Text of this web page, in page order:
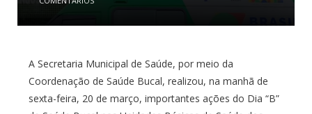
A Secretaria Municipal de Saúde, por meio da
Coordenação de Saúde Bucal, realizou, na manhã de
sexta-feira, 20 de março, importantes ações do Dia “B”